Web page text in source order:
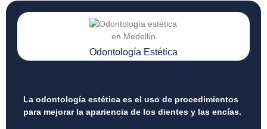
Odontología Estética
La odontología estética es el uso de procedimientos
para mejorar la apariencia de los dientes y las encías.